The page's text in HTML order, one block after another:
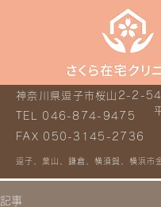
神奈川県逗子市桜山2-2-54
TEL 046-874-9475
FAX 050-3145-2736
逗子、葉山、鎌倉、横須賀、横浜市
記事